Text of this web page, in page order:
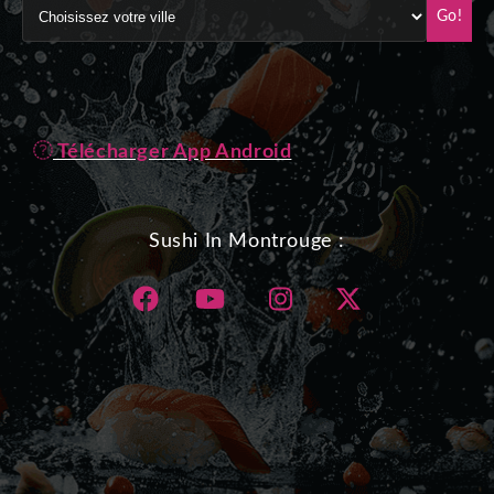
Go!
Télécharger App Android
Sushi In Montrouge :